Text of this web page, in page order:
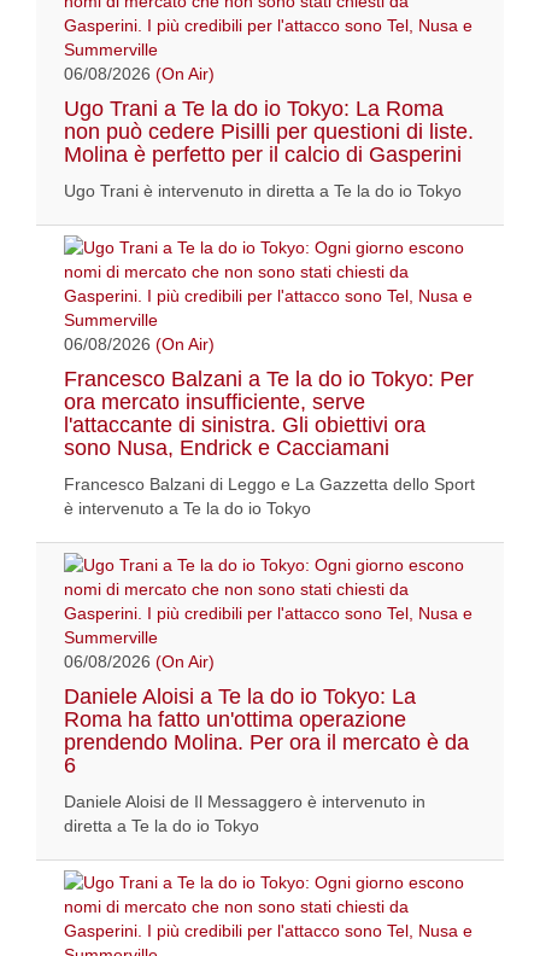
06/08/2026 (On Air)
Ugo Trani a Te la do io Tokyo: La Roma
non può cedere Pisilli per questioni di liste.
Molina è perfetto per il calcio di Gasperini
Ugo Trani è intervenuto in diretta a Te la do io Tokyo
06/08/2026 (On Air)
Francesco Balzani a Te la do io Tokyo: Per
ora mercato insufficiente, serve
l'attaccante di sinistra. Gli obiettivi ora
sono Nusa, Endrick e Cacciamani
Francesco Balzani di Leggo e La Gazzetta dello Sport
è intervenuto a Te la do io Tokyo
06/08/2026 (On Air)
Daniele Aloisi a Te la do io Tokyo: La
Roma ha fatto un'ottima operazione
prendendo Molina. Per ora il mercato è da
6
Daniele Aloisi de Il Messaggero è intervenuto in
diretta a Te la do io Tokyo